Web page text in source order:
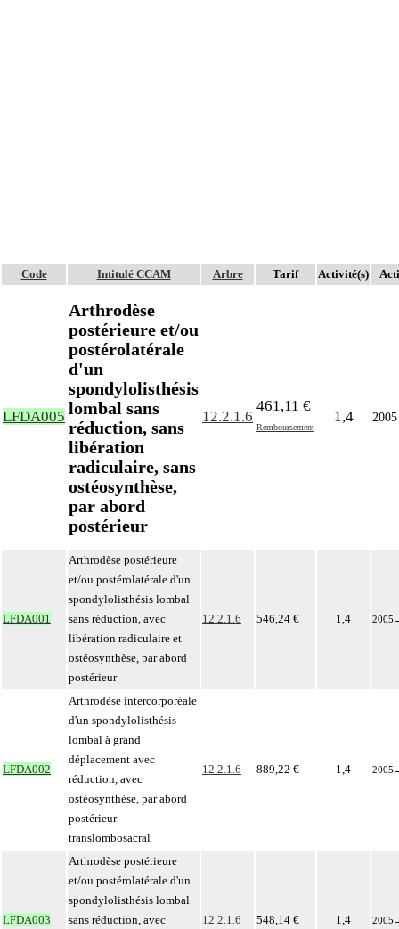
Code Intitulé CCAM Arbre Tarif Activité(s)
LFDA005
Arthrodèse
postérieure et/ou
postérolatérale
d'un
spondylolisthésis
lombal sans
réduction, sans
libération
radiculaire, sans
ostéosynthèse,
par abord
postérieur
12.2.1.6
461,11 €
Remboursement
1,4 2005
LFDA001
Arthrodèse postérieure
et/ou postérolatérale d'un
spondylolisthésis lombal
sans réduction, avec
libération radiculaire et
ostéosynthèse, par abord
postérieur
12.2.1.6 546,24 € 1,4 2005
LFDA002
Arthrodèse intercorporéale
d'un spondylolisthésis
lombal à grand
déplacement avec
réduction, avec
ostéosynthèse, par abord
postérieur
translombosacral
12.2.1.6 889,22 € 1,4 2005
LFDA003
Arthrodèse postérieure
et/ou postérolatérale d'un
spondylolisthésis lombal
sans réduction, avec
12.2.1.6 548,14 € 1,4 2005